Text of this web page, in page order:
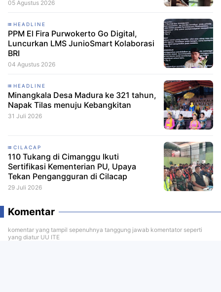
05 Agustus 2026
HEADLINE
PPM El Fira Purwokerto Go Digital,
Luncurkan LMS JunioSmart Kolaborasi
BRI
04 Agustus 2026
HEADLINE
Minangkala Desa Madura ke 321 tahun,
Napak Tilas menuju Kebangkitan
31 Juli 2026
CILACAP
110 Tukang di Cimanggu Ikuti
Sertifikasi Kementerian PU, Upaya
Tekan Pengangguran di Cilacap
29 Juli 2026
Komentar
komentar yang tampil sepenuhnya tanggung jawab komentator seperti
yang diatur UU ITE